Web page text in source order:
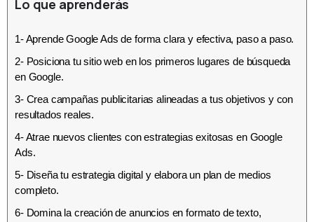
Lo que aprenderás
1- Aprende Google Ads de forma clara y efectiva, paso a paso.
2- Posiciona tu sitio web en los primeros lugares de búsqueda
en Google.
3- Crea campañas publicitarias alineadas a tus objetivos y con
resultados reales.
4- Atrae nuevos clientes con estrategias exitosas en Google
Ads.
5- Diseña tu estrategia digital y elabora un plan de medios
completo.
6- Domina la creación de anuncios en formato de texto,